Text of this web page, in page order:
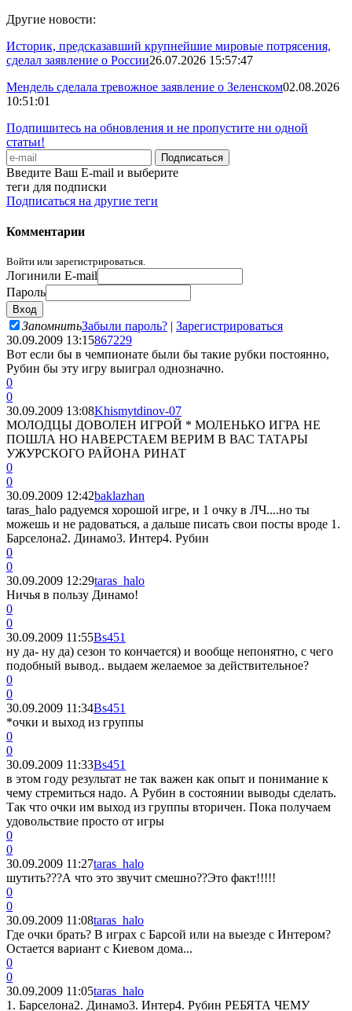
Другие новости:
Историк, предсказавший крупнейшие мировые потрясения,
сделал заявление о России26.07.2026 15:57:47
Мендель сделала тревожное заявление о Зеленском02.08.2026
10:51:01
Подпишитесь на обновления и не пропустите ни одной
статьи!
Введите Ваш E-mail и выберите
теги для подписки
Подписаться на другие теги
Комментарии
Войти или зарегистрироваться.
Логинили E-mail
Пароль
ЗапомнитьЗабыли пароль? | Зарегистрироваться
30.09.2009 13:15867229
Вот если бы в чемпионате были бы такие рубки постоянно,
Рубин бы эту игру выиграл однозначно.
0
0
30.09.2009 13:08Khismytdinov-07
МОЛОДЦЫ ДОВОЛЕН ИГРОЙ * МОЛЕНЬКО ИГРА НЕ
ПОШЛА НО НАВЕРСТАЕМ ВЕРИМ В ВАС ТАТАРЫ
УЖУРСКОГО РАЙОНА РИНАТ
0
0
30.09.2009 12:42baklazhan
taras_halo радуемся хорошой игре, и 1 очку в ЛЧ....но ты
можешь и не радоваться, а дальше писать свои посты вроде 1.
Барселона2. Динамо3. Интер4. Рубин
0
0
30.09.2009 12:29taras_halo
Ничья в пользу Динамо!
0
0
30.09.2009 11:55Bs451
ну да- ну да) сезон то кончается) и вообще непонятно, с чего
подобный вывод.. выдаем желаемое за действительное?
0
0
30.09.2009 11:34Bs451
*очки и выход из группы
0
0
30.09.2009 11:33Bs451
в этом году результат не так важен как опыт и понимание к
чему стремиться надо. А Рубин в состоянии выводы сделать.
Так что очки им выход из группы вторичен. Пока получаем
удовольствие просто от игры
0
0
30.09.2009 11:27taras_halo
шутить???А что это звучит смешно??Это факт!!!!!
0
0
30.09.2009 11:08taras_halo
Где очки брать? В играх с Барсой или на выезде с Интером?
Остается вариант с Киевом дома...
0
0
30.09.2009 11:05taras_halo
1. Барселона2. Динамо3. Интер4. Рубин РЕБЯТА ЧЕМУ